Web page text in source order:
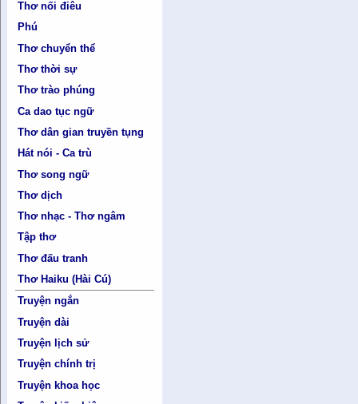
Thơ nối điêu
Phú
Thơ chuyển thể
Thơ thời sự
Thơ trào phúng
Ca dao tục ngữ
Thơ dân gian truyền tụng
Hát nói - Ca trù
Thơ song ngữ
Thơ dịch
Thơ nhạc - Thơ ngâm
Tập thơ
Thơ đấu tranh
Thơ Haiku (Hài Cú)
Truyện ngắn
Truyện dài
Truyện lịch sử
Truyện chính trị
Truyện khoa học